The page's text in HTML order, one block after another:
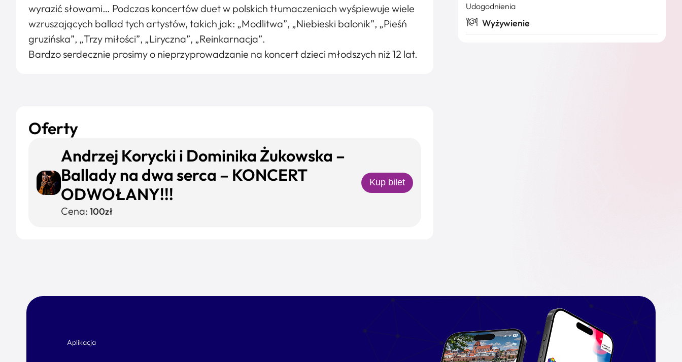
wyrazić słowami… Podczas koncertów duet w polskich tłumaczeniach wyśpiewuje wiele
wzruszających ballad tych artystów, takich jak: „Modlitwa”, „Niebieski balonik”, „Pieśń
gruzińska”, „Trzy miłości”, „Liryczna”, „Reinkarnacja”.
Bardzo serdecznie prosimy o nieprzyprowadzanie na koncert dzieci młodszych niż 12 lat.
Oferty
Andrzej Korycki i Dominika Żukowska –
Ballady na dwa serca – KONCERT
ODWOŁANY!!!
Cena: 100zł
Kup bilet
Udogodnienia
Wyżywienie
Aplikacja